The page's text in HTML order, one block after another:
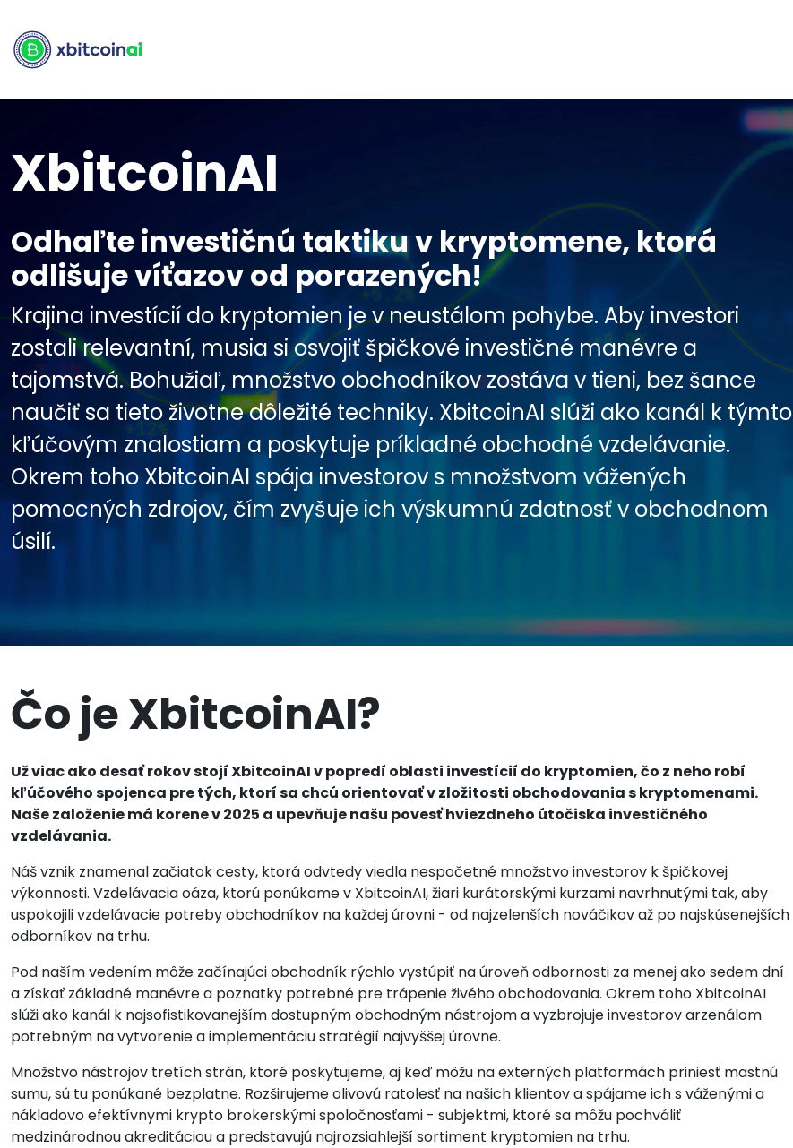
XbitcoinAI
Odhaľte investičnú taktiku v kryptomene, ktorá
odlišuje víťazov od porazených!
Krajina investícií do kryptomien je v neustálom pohybe. Aby investori
zostali relevantní, musia si osvojiť špičkové investičné manévre a
tajomstvá. Bohužiaľ, množstvo obchodníkov zostáva v tieni, bez šance
naučiť sa tieto životne dôležité techniky. XbitcoinAI slúži ako kanál k týmto
kľúčovým znalostiam a poskytuje príkladné obchodné vzdelávanie.
Okrem toho XbitcoinAI spája investorov s množstvom vážených
pomocných zdrojov, čím zvyšuje ich výskumnú zdatnosť v obchodnom
úsilí.
Čo je XbitcoinAI?
Už viac ako desať rokov stojí XbitcoinAI v popredí oblasti investícií do kryptomien, čo z neho robí
kľúčového spojenca pre tých, ktorí sa chcú orientovať v zložitosti obchodovania s kryptomenami.
Naše založenie má korene v 2025 a upevňuje našu povesť hviezdneho útočiska investičného
vzdelávania.
Náš vznik znamenal začiatok cesty, ktorá odvtedy viedla nespočetné množstvo investorov k špičkovej
výkonnosti. Vzdelávacia oáza, ktorú ponúkame v XbitcoinAI, žiari kurátorskými kurzami navrhnutými tak, aby
uspokojili vzdelávacie potreby obchodníkov na každej úrovni - od najzelenších nováčikov až po najskúsenejších
odborníkov na trhu.
Pod naším vedením môže začínajúci obchodník rýchlo vystúpiť na úroveň odbornosti za menej ako sedem dní
a získať základné manévre a poznatky potrebné pre trápenie živého obchodovania. Okrem toho XbitcoinAI
slúži ako kanál k najsofistikovanejším dostupným obchodným nástrojom a vyzbrojuje investorov arzenálom
potrebným na vytvorenie a implementáciu stratégií najvyššej úrovne.
Množstvo nástrojov tretích strán, ktoré poskytujeme, aj keď môžu na externých platformách priniesť mastnú
sumu, sú tu ponúkané bezplatne. Rozširujeme olivovú ratolesť na našich klientov a spájame ich s váženými a
nákladovo efektívnymi krypto brokerskými spoločnosťami - subjektmi, ktoré sa môžu pochváliť
medzinárodnou akreditáciou a predstavujú najrozsiahlejší sortiment kryptomien na trhu.